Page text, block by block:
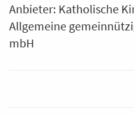
Anbieter: Katholische
Allgemeine
mbH